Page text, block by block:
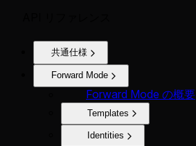
共通仕様
Forward Mode
Forward Mode の概要
Templates
Identities